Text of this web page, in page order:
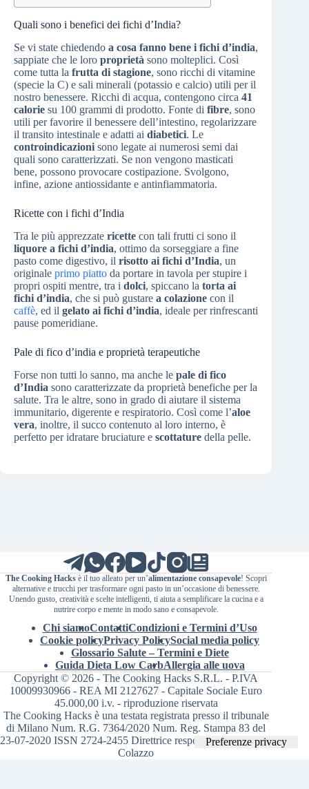
Quali sono i benefici dei fichi d’India?
Se vi state chiedendo a cosa fanno bene i fichi d’india,
sappiate che le loro proprietà sono molteplici. Così
come tutta la frutta di stagione, sono ricchi di vitamine
(specie la C) e sali minerali (potassio e calcio) utili per il
nostro benessere. Ricchi di acqua, contengono circa 41
calorie su 100 grammi di prodotto. Fonte di fibre, sono
utili per favorire il benessere dell’intestino, regolarizzare
il transito intestinale e adatti ai diabetici. Le
controindicazioni sono legate ai numerosi semi dai
quali sono caratterizzati. Se non vengono masticati
bene, possono provocare costipazione. Svolgono,
infine, azione antiossidante e antinfiammatoria.
Ricette con i fichi d’India
Tra le più apprezzate ricette con tali frutti ci sono il
liquore a fichi d’india, ottimo da sorseggiare a fine
pasto come digestivo, il risotto ai fichi d’India, un
originale primo piatto da portare in tavola per stupire i
propri ospiti mentre, tra i dolci, spiccano la torta ai
fichi d’india, che si può gustare a colazione con il
caffè, ed il gelato ai fichi d’india, ideale per rinfrescanti
pause pomeridiane.
Pale di fico d’india e proprietà terapeutiche
Forse non tutti lo sanno, ma anche le pale di fico
d’India sono caratterizzate da proprietà benefiche per la
salute. Tra le altre, sono in grado di aiutare il sistema
immunitario, digerente e respiratorio. Così come l’aloe
vera, inoltre, il succo contenuto al loro interno, è
perfetto per idratare bruciature e scottature della pelle.
The Cooking Hacksè il tuo alleato per un’alimentazione consapevole! Scopri
alternative e trucchi per trasformare ogni pasto in un’occasione di benessere.
Unendo gusto, creatività e scelte intelligenti, ti aiuta a semplificare la cucina e a
nutrire corpo e mente in modo sano e consapevole.
Chi siamoContattiCondizioni e Termini d’Uso
Cookie policyPrivacy PolicySocial media policy
Glossario Salute – Termini e Diete
Guida Dieta Low CarbAllergia alle uova
Copyright © 2026 - The Cooking Hacks S.R.L. - P.IVA
10009930966 - REA MI 2127627 - Capitale Sociale Euro
45.000,00 i.v. - riproduzione riservata
The Cooking Hacks è una testata registrata presso il tribunale
di Milano Num. R.G. 7364/2020 Num. Reg. Stampa 83 del
23-07-2020 ISSN 2724-2455 Direttrice responsabile Valentina
Colazzo